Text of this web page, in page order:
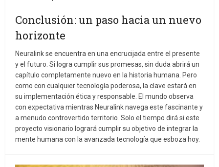
Conclusión: un paso hacia un nuevo
horizonte
Neuralink se encuentra en una encrucijada entre el presente
y el futuro. Si logra cumplir sus promesas, sin duda abrirá un
capítulo completamente nuevo en la historia humana. Pero
como con cualquier tecnología poderosa, la clave estará en
su implementación ética y responsable. El mundo observa
con expectativa mientras Neuralink navega este fascinante y
a menudo controvertido territorio. Solo el tiempo dirá si este
proyecto visionario logrará cumplir su objetivo de integrar la
mente humana con la avanzada tecnología que esboza hoy.